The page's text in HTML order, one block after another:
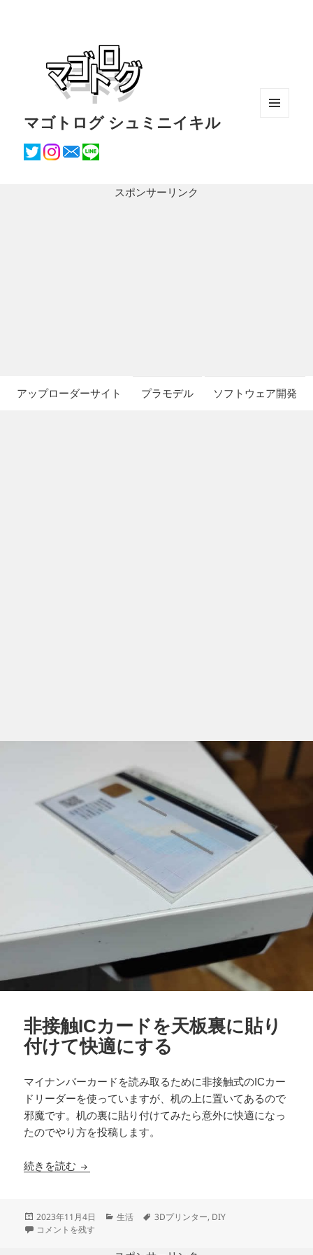
マゴトログ シュミニイキル
スポンサーリンク
アップローダーサイト プラモデル ソフトウェア開発
非接触ICカードを天板裏に貼り
付けて快適にする
マイナンバーカードを読み取るために非接触式のICカー
ドリーダーを使っていますが、机の上に置いてあるので
邪魔です。机の裏に貼り付けてみたら意外に快適になっ
たのでやり方を投稿します。
続きを読む 非接触ICカードを天板裏に貼り付けて快適にする
投
稿
2023年11月4日
カ
生活
タ
3Dプリンター, DIY
非接触ICカードを天板裏に貼り付けて快適にする に
コメントを残す